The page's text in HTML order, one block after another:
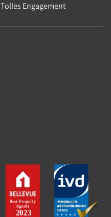
Tolles Engagement